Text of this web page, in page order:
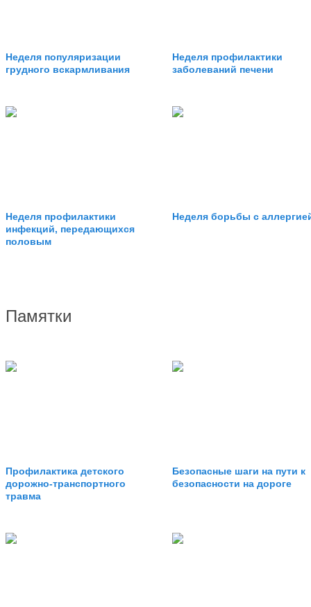
Неделя популяризации
грудного вскармливания
Неделя профилактики
заболеваний печени
Неделя профилактики
инфекций, передающихся
половым
Неделя борьбы с
Памятки
Профилактика детского
дорожно-транспортного
травма
Безопасные шаги на пути к
безопасности на дороге